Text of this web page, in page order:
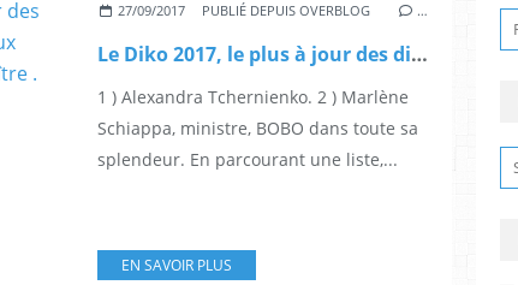
27/09/2017 PUBLIÉ DEPUIS OVERBLOG …
Le Diko 2017, le plus à jour des dictionnaires, ayant déplu aux Femen pourrait ne pas paraître .
1 ) Alexandra Tchernienko. 2 ) Marlène
Schiappa, ministre, BOBO dans toute sa
splendeur. En parcourant une liste,...
EN SAVOIR PLUS